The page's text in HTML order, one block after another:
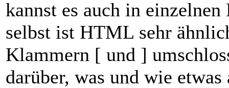
kannst es auch in
selbst ist HTML sehr
Klammern [ und ]
darüber, was und wie